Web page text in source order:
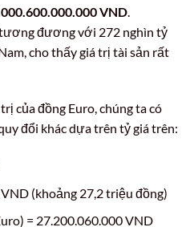
VND
đương với 272 nghìn tỷ
cho thấy giá trị tài sản rất
của đồng Euro, chúng ta có
đổi khác dựa trên tỷ giá trên:
(khoảng 27,2 triệu đồng)
= 27.200.060.000 VND